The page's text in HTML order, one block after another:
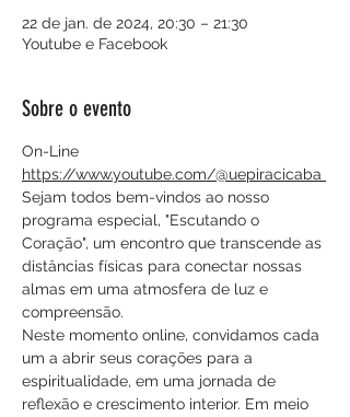
22 de jan. de 2024, 20:30 – 21:30
Youtube e Facebook
Sobre o evento
On-Line
https://www.youtube.com/@uepiracicaba
Sejam todos bem-vindos ao nosso
programa especial, "Escutando o
Coração", um encontro que transcende as
distâncias físicas para conectar nossas
almas em uma atmosfera de luz e
compreensão.
Neste momento online, convidamos cada
um a abrir seus corações para a
espiritualidade, em uma jornada de
reflexão e crescimento interior. Em meio